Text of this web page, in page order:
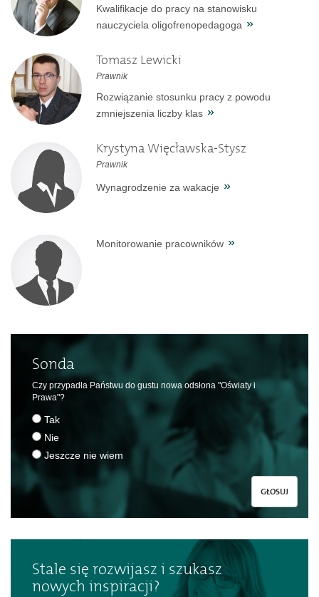
Kwalifikacje do pracy na stanowisku
nauczyciela oligofrenopedagoga
Tomasz Lewicki
Prawnik
Rozwiązanie stosunku pracy z powodu
zmniejszenia liczby klas
Krystyna Więcławska-Stysz
Prawnik
Wynagrodzenie za wakacje
Monitorowanie pracowników
Sonda
Czy przypadła Państwu do gustu nowa odsłona "Oświaty i
Prawa"?
Tak
Nie
Jeszcze nie wiem
GŁOSUJ
Stale się rozwijasz i szukasz
nowych inspiracji?